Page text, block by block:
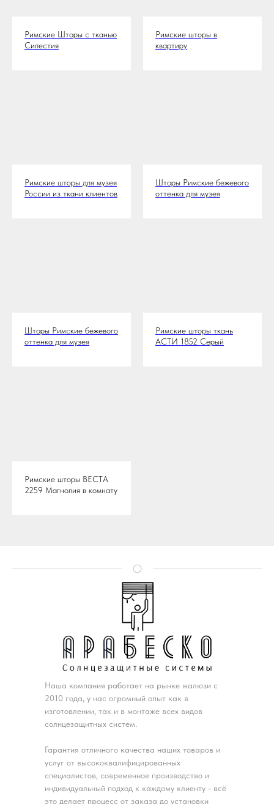
Римские Шторы с тканью
Силестия
Римские шторы в
квартиру
Римские шторы для музея
России из ткани клиентов
Шторы Римские бежевого
оттенка для музея
Шторы Римские бежевого
оттенка для музея
Римские шторы ткань
АСТИ 1852 Серый
Римские шторы ВЕСТА
2259 Магнолия в комнату
Наша компания работает на рынке жалюзи с
2010 года, у нас огромный опыт как в
изготовлении, так и в монтаже всех видов
солнцезащитных систем.
Гарантия отличного качества наших товаров и
услуг от высококвалифицированных
специалистов, современное производство и
индивидуальный подход к каждому клиенту - всё
это делает процесс от заказа до установки